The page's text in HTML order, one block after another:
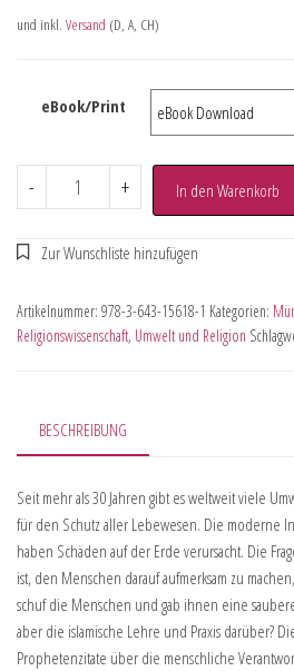
und inkl. Versand (D, A, CH)
eBook/Print
- + In den Warenkorb
Artikelnummer: 978-3-643-15618-1 Kategorien:
Religionswissenschaft, Umwelt und Religion
BESCHREIBUNG
Seit mehr als 30 Jahren gibt es weltweit viele
für den Schutz aller Lebewesen. Die moderne
haben Schäden auf der Erde verursacht. Die
ist, den Menschen darauf aufmerksam zu
schuf die Menschen und gab ihnen eine saubere
aber die islamische Lehre und Praxis darüber?
Prophetenzitate über die menschliche